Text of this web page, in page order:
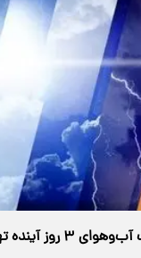
آینده تهران